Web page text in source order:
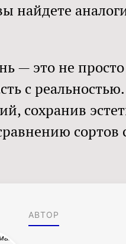
найдете
— это не
с
сохранив
АВТОР